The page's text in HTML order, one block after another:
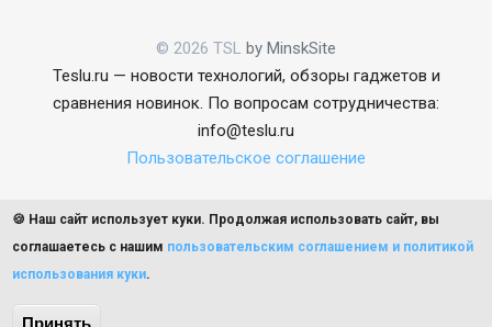
© 2026 TSL by MinskSite
Teslu.ru — новости технологий, обзоры гаджетов и
сравнения новинок. По вопросам сотрудничества:
info@teslu.ru
Пользовательское соглашение
🍪 Наш сайт использует куки. Продолжая использовать сайт, вы
соглашаетесь с нашим пользовательским соглашением и политикой
использования куки.
Принять